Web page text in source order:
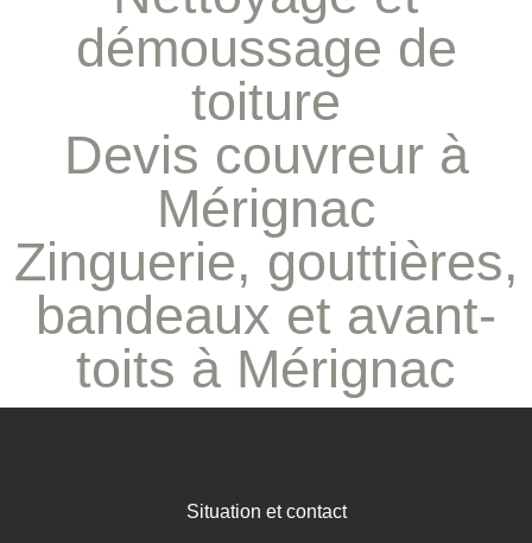
démoussage de
toiture
Devis couvreur à
Mérignac
Zinguerie, gouttières,
bandeaux et avant-
toits à Mérignac
Situation et contact